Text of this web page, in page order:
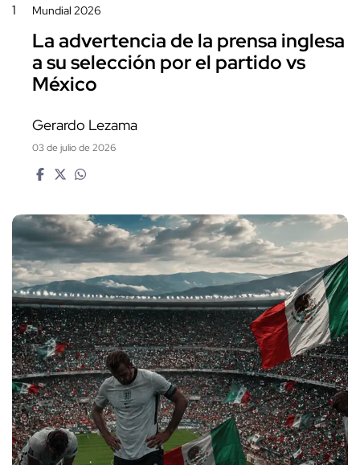
1 Mundial 2026
La advertencia de la prensa inglesa
a su selección por el partido vs
México
Gerardo Lezama
03 de julio de 2026